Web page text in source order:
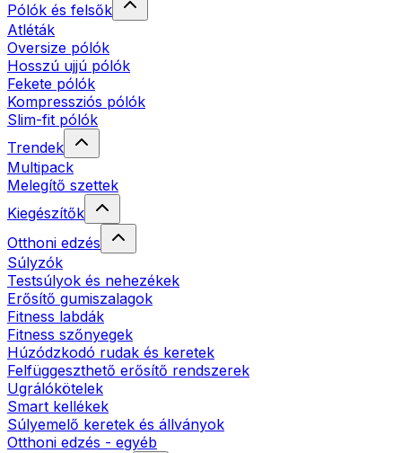
Pólók és felsők
Atléták
Oversize pólók
Hosszú ujjú pólók
Fekete pólók
Kompressziós pólók
Slim-fit pólók
Trendek
Multipack
Melegítő szettek
Kiegészítők
Otthoni edzés
Súlyzók
Testsúlyok és nehezékek
Erősítő gumiszalagok
Fitness labdák
Fitness szőnyegek
Húzódzkodó rudak és keretek
Felfüggeszthető erősítő rendszerek
Ugrálókötelek
Smart kellékek
Súlyemelő keretek és állványok
Otthoni edzés - egyéb